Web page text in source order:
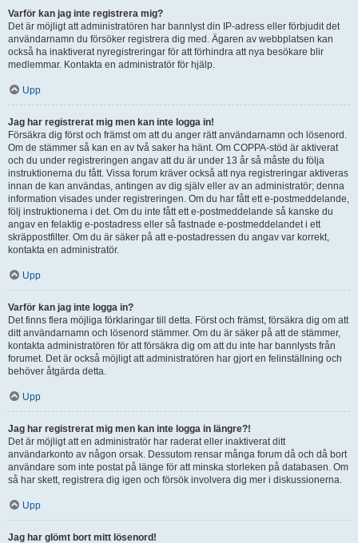
Varför kan jag inte registrera mig?
Det är möjligt att administratören har bannlyst din IP-adress eller förbjudit det
användarnamn du försöker registrera dig med. Ägaren av webbplatsen kan
också ha inaktiverat nyregistreringar för att förhindra att nya besökare blir
medlemmar. Kontakta en administratör för hjälp.
Upp
Jag har registrerat mig men kan inte logga in!
Försäkra dig först och främst om att du anger rätt användarnamn och lösenord.
Om de stämmer så kan en av två saker ha hänt. Om COPPA-stöd är aktiverat
och du under registreringen angav att du är under 13 år så måste du följa
instruktionerna du fått. Vissa forum kräver också att nya registreringar aktiveras
innan de kan användas, antingen av dig själv eller av an administratör; denna
information visades under registreringen. Om du har fått ett e-postmeddelande,
följ instruktionerna i det. Om du inte fått ett e-postmeddelande så kanske du
angav en felaktig e-postadress eller så fastnade e-postmeddelandet i ett
skräppostfilter. Om du är säker på att e-postadressen du angav var korrekt,
kontakta en administratör.
Upp
Varför kan jag inte logga in?
Det finns flera möjliga förklaringar till detta. Först och främst, försäkra dig om att
ditt användarnamn och lösenord stämmer. Om du är säker på att de stämmer,
kontakta administratören för att försäkra dig om att du inte har bannlysts från
forumet. Det är också möjligt att administratören har gjort en felinställning och
behöver åtgärda detta.
Upp
Jag har registrerat mig men kan inte logga in längre?!
Det är möjligt att en administratör har raderat eller inaktiverat ditt
användarkonto av någon orsak. Dessutom rensar många forum då och då bort
användare som inte postat på länge för att minska storleken på databasen. Om
så har skett, registrera dig igen och försök involvera dig mer i diskussionerna.
Upp
Jag har glömt bort mitt lösenord!